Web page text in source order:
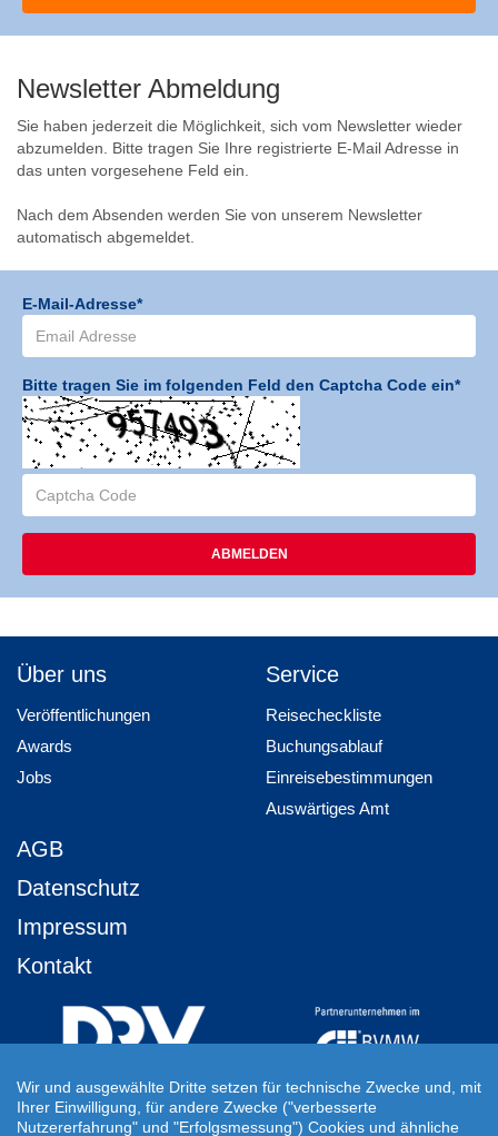
Newsletter Abmeldung
Sie haben jederzeit die Möglichkeit, sich vom Newsletter wieder
abzumelden. Bitte tragen Sie Ihre registrierte E-Mail Adresse in
das unten vorgesehene Feld ein.
Nach dem Absenden werden Sie von unserem Newsletter
automatisch abgemeldet.
E-Mail-Adresse*
Bitte tragen Sie im folgenden Feld den Captcha Code ein*
Über uns
Veröffentlichungen
Awards
Jobs
Service
Reisecheckliste
Buchungsablauf
Einreisebestimmungen
Auswärtiges Amt
AGB
Datenschutz
Impressum
Kontakt
Ihre Individuelle Reiseanfrage
Wir und ausgewählte Dritte setzen für technische Zwecke und, mit
Ihrer Einwilligung, für andere Zwecke ("verbesserte
Nutzererfahrung" und "Erfolgsmessung") Cookies und ähnliche